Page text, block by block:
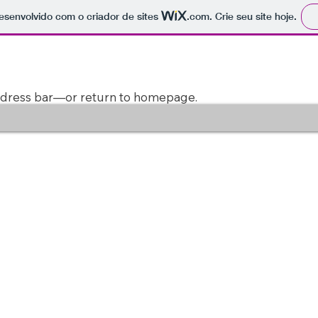
com o criador de sites .com. Crie seu site hoje.
bar—or return to homepage.